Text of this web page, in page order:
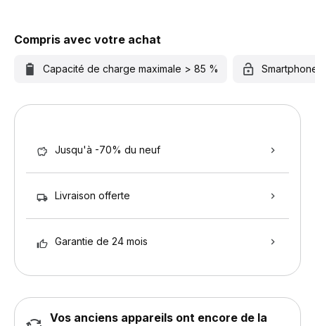
Compris avec votre achat
Capacité de charge maximale > 85 %
Jusqu'à -70% du neuf
Livraison offerte
Garantie de 24 mois
Vos anciens appareils ont encore de la